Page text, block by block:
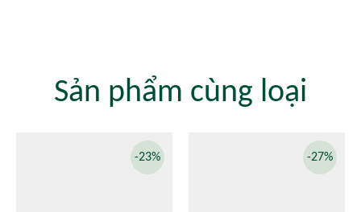
Sản phẩm cùng loại
-23% -27%